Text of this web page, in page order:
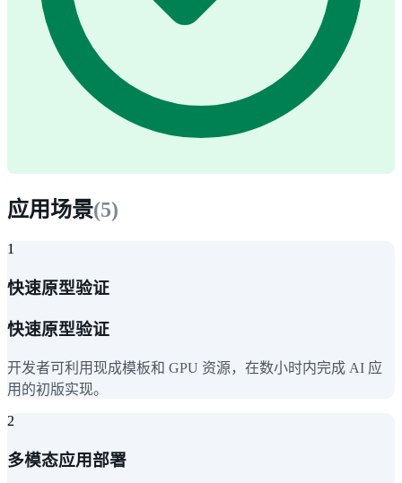
应用场景(5)
1
快速原型验证
快速原型验证
开发者可利用现成模板和 GPU 资源，在数小时内完成 AI 应
用的初版实现。
2
多模态应用部署